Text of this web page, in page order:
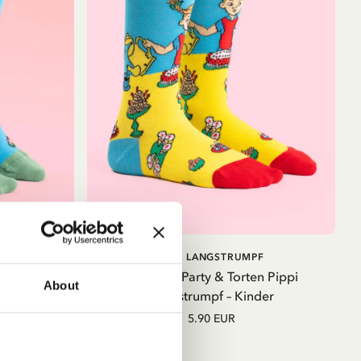
About
– Kinder
Strümpfe Party & Torten Pippi
Langstrumpf – Kinder
PIPPI LANGSTRUMPF
5.90 EUR